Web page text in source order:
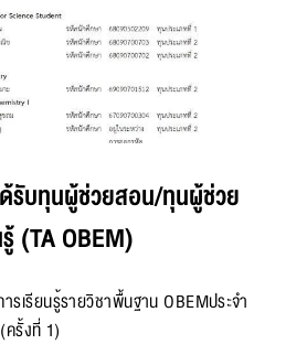
รับทุนผู้ช่วยสอน/ทุนผู้ช่วย
(TA OBEM)
เรียนรู้รายวิชาพื้นฐาน OBEMประจำ
รั้งที่ 1)